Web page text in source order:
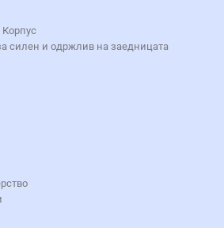
силен и одржлив на заедницата